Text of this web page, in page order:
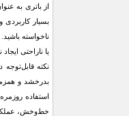
از باتری به
بسیار
یا ناراحتی
نکته
بدرخشد و
استفاده
خط‌وخش،